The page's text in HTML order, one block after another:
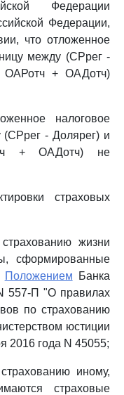
Федерации
Федерации,
что отложенное
между (СРрег -
ОАРотч + ОАДотч)
налоговое
(СРрег - Долярег) и
+ ОАДотч) не
страховых
жизни
сформированные
Положением Банка
557-П "О правилах
по страхованию
юстиции
2016 года N 45055;
иному,
страховые